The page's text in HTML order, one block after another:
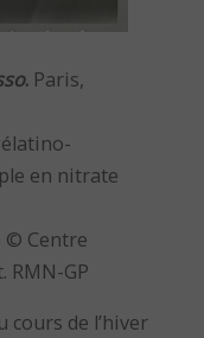
. Paris,
en nitrate
© Centre
RMN-GP
cours de l’hiver